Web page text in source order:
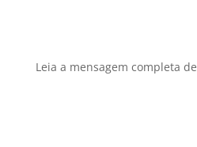
Leia a mensagem completa de